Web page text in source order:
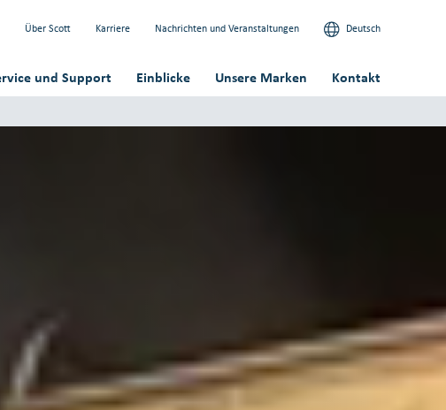
Über Scott Karriere Nachrichten und Veranstaltungen Deutsch
und Support Einblicke Unsere Marken Kontakt